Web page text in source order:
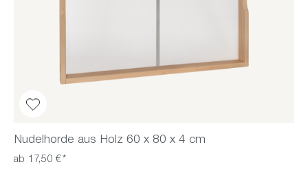
Nudelhorde aus Holz 60 x 80 x 4 cm
ab 17,50 €*